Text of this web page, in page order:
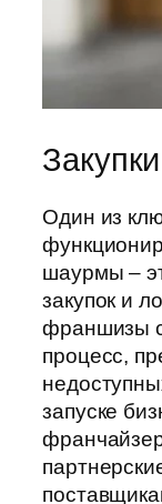
Один из
шаурмы –
закупок и
франшизы
процесс,
запуске